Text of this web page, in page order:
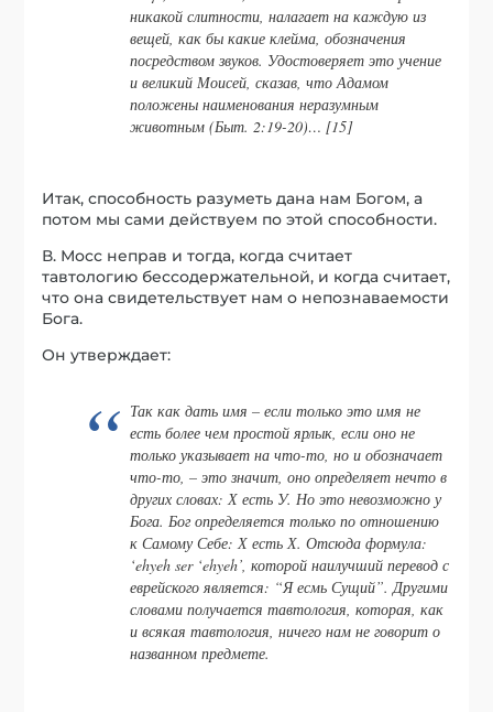
никакой слитности, налагает на каждую из
вещей, как бы какие клейма, обозначения
посредством звуков. Удостоверяет это учение
и великий Моисей, сказав, что Адамом
положены наименования неразумным
животным (Быт. 2:19-20)… [15]
Итак, способность разуметь дана нам Богом, а
потом мы сами действуем по этой способности.
В. Мосс неправ и тогда, когда считает
тавтологию бессодержательной, и когда считает,
что она свидетельствует нам о непознаваемости
Бога.
Он утверждает:
Так как дать имя – если только это имя не
есть более чем простой ярлык, если оно не
только указывает на что-то, но и обозначает
что-то, – это значит, оно определяет нечто в
других словах: Х есть У. Но это невозможно у
Бога. Бог определяется только по отношению
к Самому Себе: Х есть Х. Отсюда формула:
‘ehyeh ser ‘ehyeh’, которой наилучший перевод с
еврейского является: “Я есмь Сущий”. Другими
словами получается тавтология, которая, как
и всякая тавтология, ничего нам не говорит о
названном предмете.